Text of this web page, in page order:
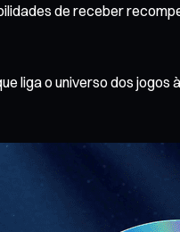
de receber
liga o universo dos